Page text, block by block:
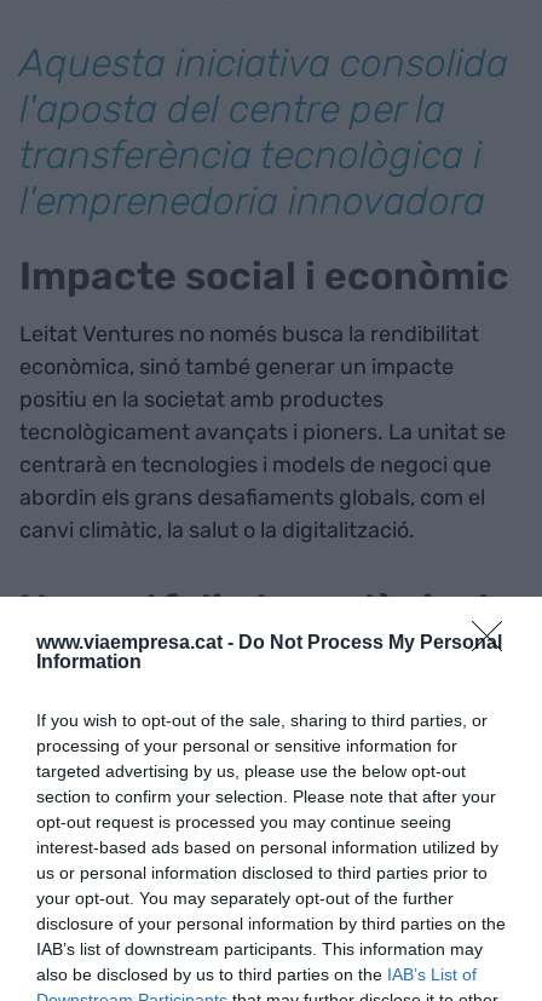
www.viaempresa.cat - Do Not Process My Personal
Information
If you wish to opt-out of the sale, sharing to third parties, or
processing of your personal or sensitive information for
targeted advertising by us, please use the below opt-out
section to confirm your selection. Please note that after your
opt-out request is processed you may continue seeing
interest-based ads based on personal information utilized by
us or personal information disclosed to third parties prior to
your opt-out. You may separately opt-out of the further
disclosure of your personal information by third parties on the
IAB’s list of downstream participants. This information may
also be disclosed by us to third parties on the IAB’s List of
Aquesta iniciativa consolida
l'aposta del centre per la
transferència tecnològica i
l'emprenedoria innovadora
Impacte social i econòmic
Leitat Ventures no només busca la rendibilitat
econòmica, sinó també generar un impacte
positiu en la societat amb productes
tecnològicament avançats i pioners. La unitat se
centrarà en tecnologies i models de negoci que
abordin els grans desafiaments globals, com el
canvi climàtic, la salut o la digitalització.
Un portfolio tecnològic de
primer nivell
Leitat Ventures explotarà el valuós portfolio de
patents iknow-howgenerat per Leitat, creant
noves empreses o establint aliances
estratègiques amb altres empreses. D'aquesta
manera, es garantirà la màxima valorització de la
recerca i el desenvolupament realitzats al centre.
Leitat Ventures explotarà el valuós portfolio de
patents iknow-howgenerat per Leitat, creant